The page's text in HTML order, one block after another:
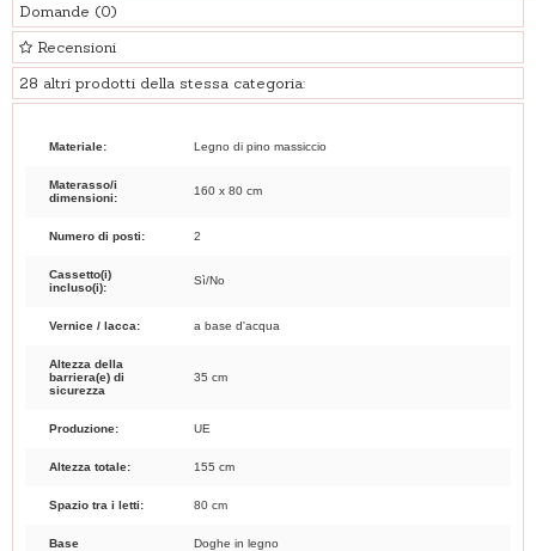
Domande (0)
Recensioni
28 altri prodotti della stessa categoria:
Materiale: Legno di pino massiccio
Materasso/i
dimensioni:
160 x 80 cm
Numero di posti: 2
Cassetto(i)
incluso(i):
Sì/No
Vernice / lacca: a base d'acqua
Altezza della
barriera(e) di
sicurezza
35 cm
Produzione: UE
Altezza totale: 155 cm
Spazio tra i letti: 80 cm
Base Doghe in legno